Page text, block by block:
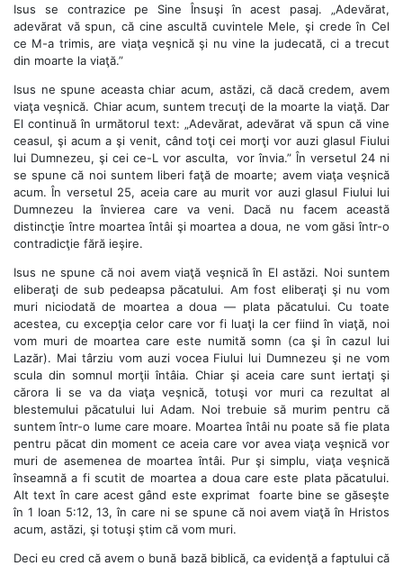
Isus se contrazice pe Sine Însuşi în acest pasaj. „Adevărat,
adevărat vă spun, că cine ascultă cuvintele Mele, şi crede în Cel
ce M-a trimis, are viaţa veşnică şi nu vine la judecată, ci a trecut
din moarte la viaţă.”
Isus ne spune aceasta chiar acum, astăzi, că dacă credem, avem
viaţa veşnică. Chiar acum, suntem trecuţi de la moarte la viaţă. Dar
El continuă în următorul text: „Adevărat, adevărat vă spun că vine
ceasul, şi acum a şi venit, când toţi cei morţi vor auzi glasul Fiului
lui Dumnezeu, şi cei ce-L vor asculta, vor învia.” În versetul 24 ni
se spune că noi suntem liberi faţă de moarte; avem viaţa veşnică
acum. În versetul 25, aceia care au murit vor auzi glasul Fiului lui
Dumnezeu la învierea care va veni. Dacă nu facem această
distincţie între moartea întâi şi moartea a doua, ne vom găsi într-o
contradicţie fără ieşire.
Isus ne spune că noi avem viaţă veşnică în El astăzi. Noi suntem
eliberaţi de sub pedeapsa păcatului. Am fost eliberaţi şi nu vom
muri niciodată de moartea a doua — plata păcatului. Cu toate
acestea, cu excepţia celor care vor fi luaţi la cer fiind în viaţă, noi
vom muri de moartea care este numită somn (ca şi în cazul lui
Lazăr). Mai târziu vom auzi vocea Fiului lui Dumnezeu şi ne vom
scula din somnul morţii întâia. Chiar şi aceia care sunt iertaţi şi
cărora li se va da viaţa veşnică, totuşi vor muri ca rezultat al
blestemului păcatului lui Adam. Noi trebuie să murim pentru că
suntem într-o lume care moare. Moartea întâi nu poate să fie plata
pentru păcat din moment ce aceia care vor avea viaţa veşnică vor
muri de asemenea de moartea întâi. Pur şi simplu, viaţa veşnică
înseamnă a fi scutit de moartea a doua care este plata păcatului.
Alt text în care acest gând este exprimat foarte bine se găseşte
în 1 Ioan 5:12, 13, în care ni se spune că noi avem viaţă în Hristos
acum, astăzi, şi totuşi ştim că vom muri.
Deci eu cred că avem o bună bază biblică, ca evidenţă a faptului că